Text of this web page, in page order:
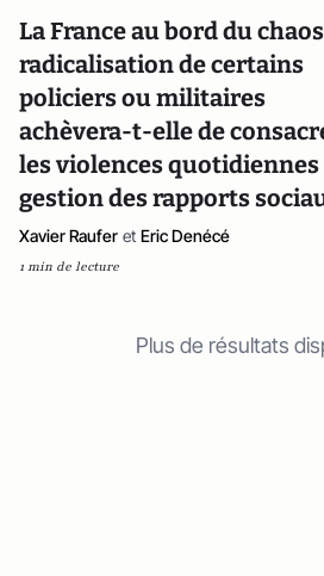
La France au bord du
radicalisation de certains
policiers ou militaires
achèvera-t-elle de
les violences quotidiennes
gestion des rapports
Xavier Raufer et Eric Denécé
1 min de lecture
Plus de résultats